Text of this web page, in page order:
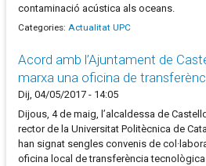
contaminació acústica als oceans.
Categories: Actualitat UPC
Acord amb l’Ajuntament de
marxa una oficina de
Dij, 04/05/2017 - 14:05
Dijous, 4 de maig, l’alcaldessa de
rector de la Universitat Politècnica de
han signat sengles convenis de
oficina local de transferència